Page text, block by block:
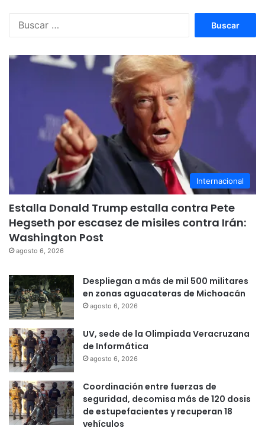
Internacional
Estalla Donald Trump estalla contra Pete
Hegseth por escasez de misiles contra Irán:
Washington Post
agosto 6, 2026
Despliegan a más de mil 500 militares
en zonas aguacateras de Michoacán
agosto 6, 2026
UV, sede de la Olimpiada Veracruzana
de Informática
agosto 6, 2026
Coordinación entre fuerzas de
seguridad, decomisa más de 120 dosis
de estupefacientes y recuperan 18
vehículos